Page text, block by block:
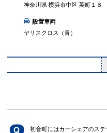
神奈川県 横浜市中区 英町１８
設置車両
ヤリスクロス（青）
初音町にはカーシェアのス